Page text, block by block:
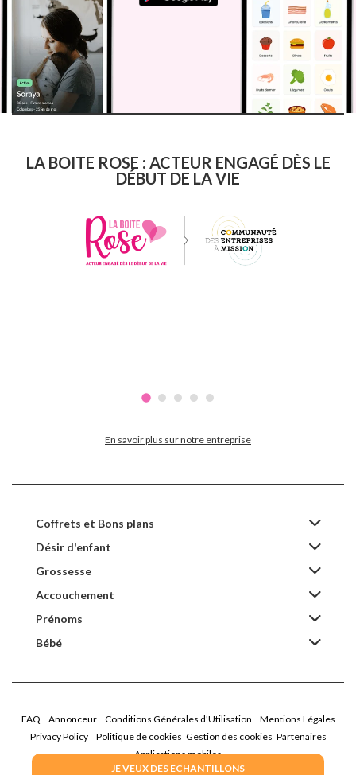
JE VEUX DES ECHANTILLONS
LA BOITE ROSE : ACTEUR ENGAGÉ DÈS LE
DÉBUT DE LA VIE
En savoir plus sur notre entreprise
Coffrets et Bons plans
Désir d'enfant
Grossesse
Accouchement
Prénoms
Bébé
FAQ Annonceur Conditions Générales d'Utilisation
Mentions Légales
Privacy Policy
Politique de cookies Gestion des cookies Partenaires
Applications mobiles